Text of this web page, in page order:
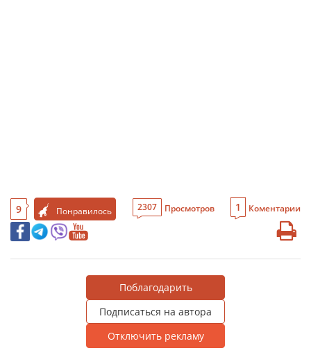
9 Понравилось 2307 Просмотров 1 Коментарии
Поблагодарить
Подписаться на автора
Отключить рекламу